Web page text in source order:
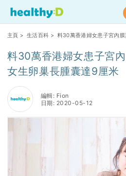
主頁 > 生活百科 > 料30萬香港婦女患子宮內膜異位症 有年輕女生卵巢長腫囊達
料30萬香港婦女患子宮
女生卵巢長腫囊達9厘米
編輯: Fion
日期: 2020-05-12